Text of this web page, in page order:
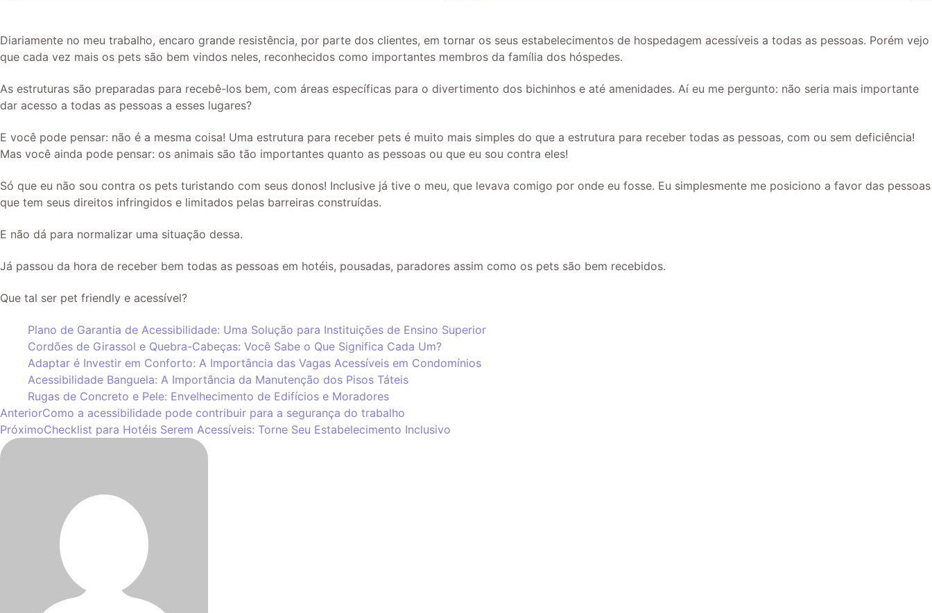
Diariamente no meu trabalho, encaro grande resistência, por parte dos clientes, em tornar os seus estabelecimentos de hospedagem acessíveis a todas as pessoas. Porém vejo
que cada vez mais os pets são bem vindos neles, reconhecidos como importantes membros da família dos hóspedes.
As estruturas são preparadas para recebê-los bem, com áreas específicas para o divertimento dos bichinhos e até amenidades. Aí eu me pergunto: não seria mais importante
dar acesso a todas as pessoas a esses lugares?
E você pode pensar: não é a mesma coisa! Uma estrutura para receber pets é muito mais simples do que a estrutura para receber todas as pessoas, com ou sem deficiência!
Mas você ainda pode pensar: os animais são tão importantes quanto as pessoas ou que eu sou contra eles!
Só que eu não sou contra os pets turistando com seus donos! Inclusive já tive o meu, que levava comigo por onde eu fosse. Eu simplesmente me posiciono a favor das pessoas
que tem seus direitos infringidos e limitados pelas barreiras construídas.
E não dá para normalizar uma situação dessa.
Já passou da hora de receber bem todas as pessoas em hotéis, pousadas, paradores assim como os pets são bem recebidos.
Que tal ser pet friendly e acessível?
Plano de Garantia de Acessibilidade: Uma Solução para Instituições de Ensino Superior
Cordões de Girassol e Quebra-Cabeças: Você Sabe o Que Significa Cada Um?
Adaptar é Investir em Conforto: A Importância das Vagas Acessíveis em Condomínios
Acessibilidade Banguela: A Importância da Manutenção dos Pisos Táteis
Rugas de Concreto e Pele: Envelhecimento de Edifícios e Moradores
AnteriorComo a acessibilidade pode contribuir para a segurança do trabalho
PróximoChecklist para Hotéis Serem Acessíveis: Torne Seu Estabelecimento Inclusivo